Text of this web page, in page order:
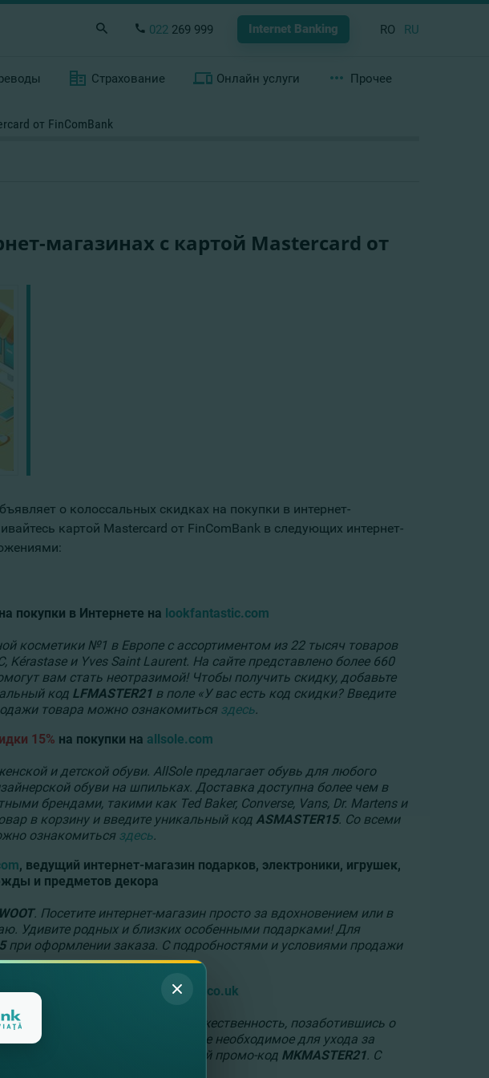
022 269 999 Internet Banking RO RU
Страхование Онлайн услуги Прочее
от FinComBank
магазинах с картой Mastercard от
о колоссальных скидках на покупки в интернет-
картой Mastercard от FinComBank в следующих интернет-
на покупки в Интернете на lookfantastic.com
косметики №1 в Европе с ассортиментом из 22 тысяч товаров
и Yves Saint Laurent. На сайте представлено более 660
вам стать неотразимой! Чтобы получить скидку, добавьте
код LFMASTER21 в поле «У вас есть код скидки? Введите
товара можно ознакомиться здесь.
15% на покупки на allsole.com
и детской обуви. AllSole предлагает обувь для любого
обуви на шпильках. Доставка доступна более чем в
брендами, такими как Ted Baker, Converse, Vans, Dr. Martens и
в корзину и введите уникальный код ASMASTER15. Со всеми
ознакомиться здесь.
, ведущий интернет-магазин подарков, электроники, игрушек,
и предметов декора
. Посетите интернет-магазин просто за вдохновением или в
Удивите родных и близких особенными подарками! Для
при оформлении заказа. С подробностями и условиями продажи
товары доступные на mankind.co.uk
не боятся показать свою мужественность, позаботившись о
современные мужчины найдут все необходимое для ухода за
в корзину и введите уникальный промо-код MKMASTER21. С
можно ознакомиться